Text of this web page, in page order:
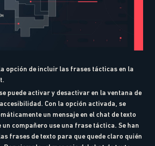
opción de incluir las frases tácticas en la
puede activar y desactivar en la ventana de
Con la opción activada, se
un mensaje en el chat de texto
un compañero use una frase táctica. Se han
frases de texto para que quede claro quién